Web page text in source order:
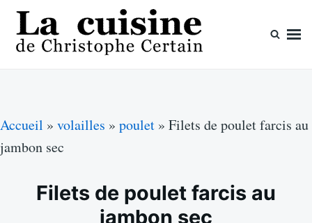
Skip
content
Search
for:
Accueil » volailles » poulet » Filets de poulet farcis au
jambon sec
Filets de poulet farcis au
jambon sec